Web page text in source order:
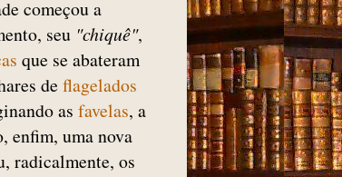
começou a
seu "chiquê",
que se abateram
de flagelados
as favelas, a
enfim, uma nova
radicalmente, os